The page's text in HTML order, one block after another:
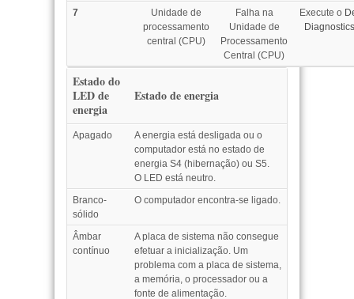
7
Unidade de
processamento
central (CPU)
Falha na
Unidade de
Processamento
Central (CPU)
Execute o
Estado do
LED de
energia
Estado de energia
Apagado
A energia está desligada ou o
computador está no estado de
energia S4 (hibernação) ou S5.
O LED está neutro.
Branco-
sólido
O computador encontra-se ligado.
Âmbar
contínuo
A placa de sistema não consegue
efetuar a inicialização. Um
problema com a placa de sistema,
a memória, o processador ou a
fonte de alimentação.